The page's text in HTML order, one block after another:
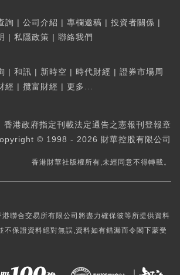
詢 | 公司介紹 | 專欄邀稿 | 投資者關係 |
| 私隱政策 | 聯絡我們
| 和訊 | 新時空 | 時代財經 | 證券市場周
經 | 攬富財經 | 更多...
香港政府指定刊載法定通告之憲報刊登報章
© 1998 - 2026 財華控股有限公司
香港財華社版權所有,未經同意不得轉載。
聯合交易所有限公司將盡力確保彼等所提供資料
不保證資料絕對無誤,資料如有錯漏而令閣下蒙受